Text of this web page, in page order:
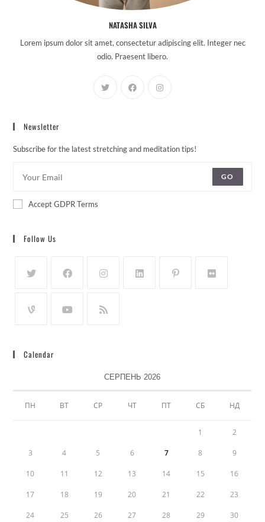
NATASHA SILVA
Lorem ipsum dolor sit amet, consectetur adipiscing elit. Integer nec
odio. Praesent libero.
Newsletter
Subscribe for the latest stretching and meditation tips!
GO
Accept GDPR Terms
Follow Us
Calendar
СЕРПЕНЬ 2026
ПН ВТ СР ЧТ ПТ СБ НД
1 2
3 4 5 6 7 8 9
10 11 12 13 14 15 16
17 18 19 20 21 22 23
24 25 26 27 28 29 30